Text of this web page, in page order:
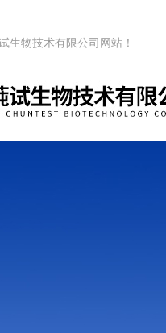
生物技术有限公司网站！